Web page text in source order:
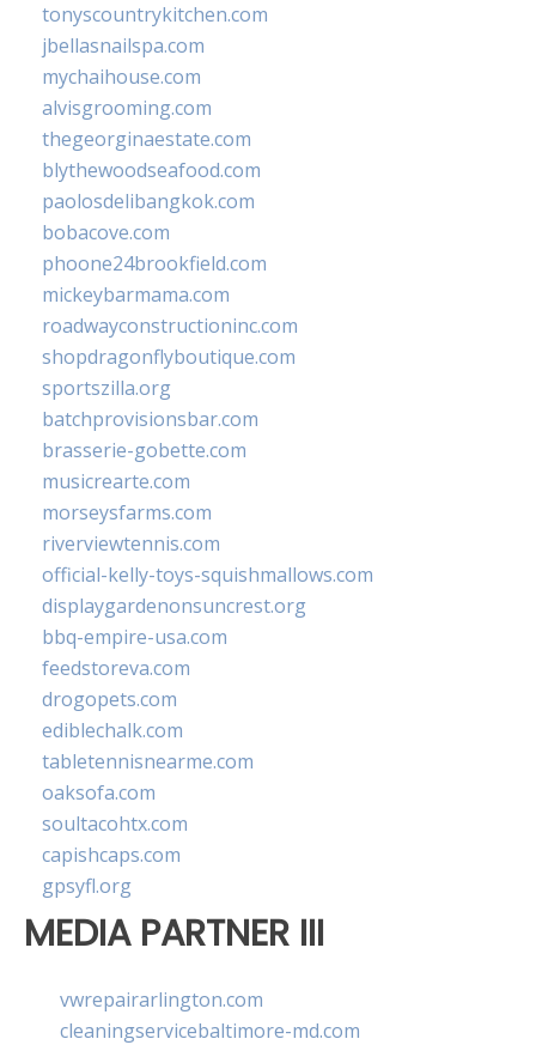
tonyscountrykitchen.com
jbellasnailspa.com
mychaihouse.com
alvisgrooming.com
thegeorginaestate.com
blythewoodseafood.com
paolosdelibangkok.com
bobacove.com
phoone24brookfield.com
mickeybarmama.com
roadwayconstructioninc.com
shopdragonflyboutique.com
sportszilla.org
batchprovisionsbar.com
brasserie-gobette.com
musicrearte.com
morseysfarms.com
riverviewtennis.com
official-kelly-toys-squishmallows.com
displaygardenonsuncrest.org
bbq-empire-usa.com
feedstoreva.com
drogopets.com
ediblechalk.com
tabletennisnearme.com
oaksofa.com
soultacohtx.com
capishcaps.com
gpsyfl.org
MEDIA PARTNER III
vwrepairarlington.com
cleaningservicebaltimore-md.com